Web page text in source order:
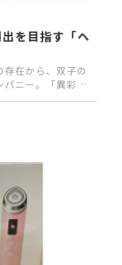
を目指す「ヘ
在から、双子の
パニー。「異彩